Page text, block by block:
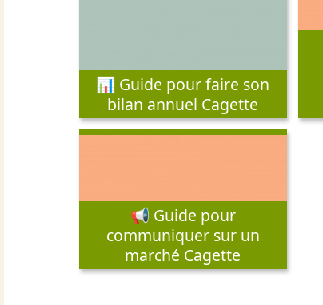
📊 Guide pour faire son
bilan annuel Cagette
📢 Guide pour
communiquer sur un
marché Cagette